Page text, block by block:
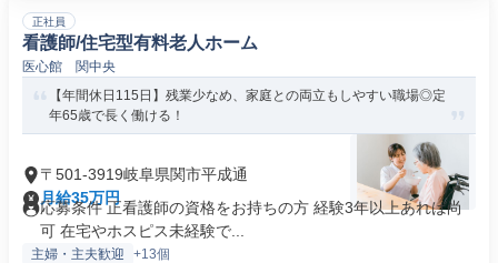
正社員
看護師/住宅型有料老人ホーム
医心館 関中央
【年間休日115日】残業少なめ、家庭との両立もしやすい職場◎定
年65歳で長く働ける！
〒501-3919岐阜県関市平成通
月給35万円
応募条件 正看護師の資格をお持ちの方 経験3年以上あれば尚
可 在宅やホスピス未経験で...
主婦・主夫歓迎 +13個